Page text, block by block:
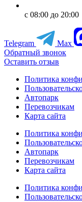
с 08:00 до 20:00
Telegram Max
Обратный звонок
Оставить отзыв
Политика
Автопарк
Перевозчикам
Карта сайта
Политика
Автопарк
Перевозчикам
Карта сайта
Политика